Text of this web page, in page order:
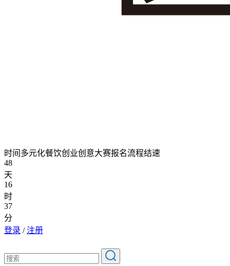
时间多元化餐饮创业创意大赛报名流程结速
48
天
16
时
37
分
登录 /注册